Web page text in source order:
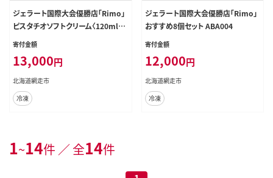
ジェラート国際大会優勝店「Rimo」
ピスタチオソフトクリーム〈120ml×
14個〉 ABA003
寄付金額
13,000円
北海道網走市
冷凍
ジェラート国際大会優勝店「Rimo」
おすすめ8個セット ABA004
寄付金額
12,000円
北海道網走市
冷凍
1~14件 ／ 全14件